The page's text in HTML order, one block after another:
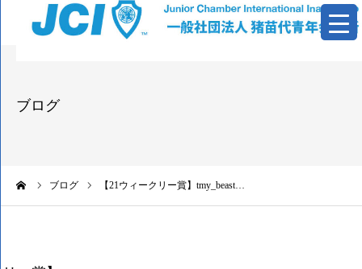
ブログ
ブログ 【21ウィークリー賞】tmy_beast…
情報公開